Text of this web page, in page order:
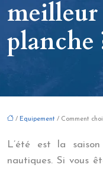
meilleur
planche
/ Equipement / Comment
L’été est la
nautiques. Si vous